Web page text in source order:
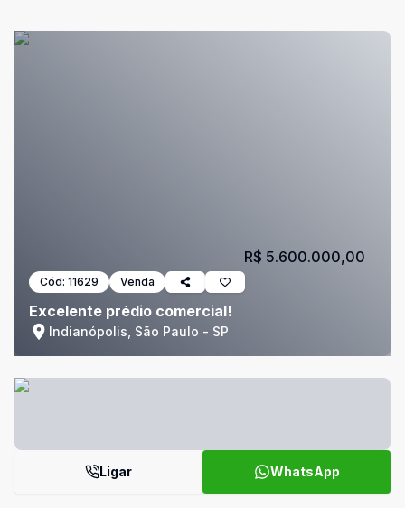
Cód: 11629 Venda
Excelente prédio comercial!
Indianópolis, São Paulo - SP
R$ 5.600.000,00
Ligar WhatsApp